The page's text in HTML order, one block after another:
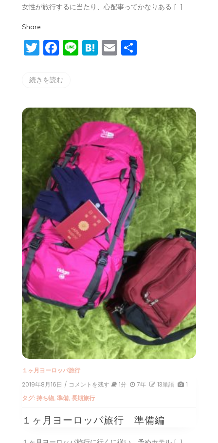
生
い
て
女性が旅行するに当たり、心配事ってかなりある […]
Share
Twitter
Facebook
LineHatena
Email
共
続きを読む
１ヶ月ヨーロッパ旅行
2019年8月16日 / コメントを残す on
ヨ
1分 7年 13単語 1
タグ: 持ち物, 準備, 長期旅行
１ヶ月ヨーロッパ旅行 準備編